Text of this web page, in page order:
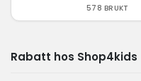
578 BRUKT
Rabatt hos Shop4kids